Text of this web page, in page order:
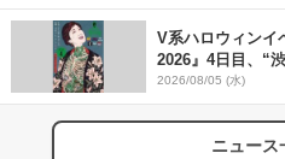
V系ハロウィンイ
2026』4日目、“
組を発表
2026/08/05 (水)
ニュース